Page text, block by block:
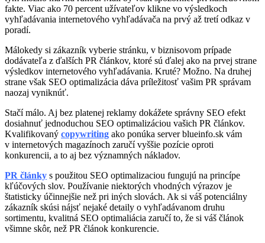
fakte. Viac ako 70 percent užívateľov klikne vo výsledkoch
vyhľadávania internetového vyhľadávača na prvý až tretí odkaz v
poradí.
Málokedy si zákazník vyberie stránku, v biznisovom prípade
dodávateľa z ďalších PR článkov, ktoré sú ďalej ako na prvej strane
výsledkov internetového vyhľadávania. Kruté? Možno. Na druhej
strane však SEO optimalizácia dáva príležitosť vašim PR správam
naozaj vyniknúť.
Stačí málo. Aj bez platenej reklamy dokážete správny SEO efekt
dosiahnuť jednoduchou SEO optimalizáciou vašich PR článkov.
Kvalifikovaný copywriting ako ponúka server blueinfo.sk vám
v internetových magazínoch zaručí vyššie pozície oproti
konkurencii, a to aj bez významných nákladov.
PR články s použitou SEO optimalizaciou fungujú na princípe
kľúčových slov. Používanie niektorých vhodných výrazov je
štatisticky účinnejšie než pri iných slovách. Ak si váš potenciálny
zákazník skúsi nájsť nejaké detaily o vyhľadávanom druhu
sortimentu, kvalitná SEO optimaliácia zaručí to, že si váš článok
všimne skôr, než PR článok konkurencie.